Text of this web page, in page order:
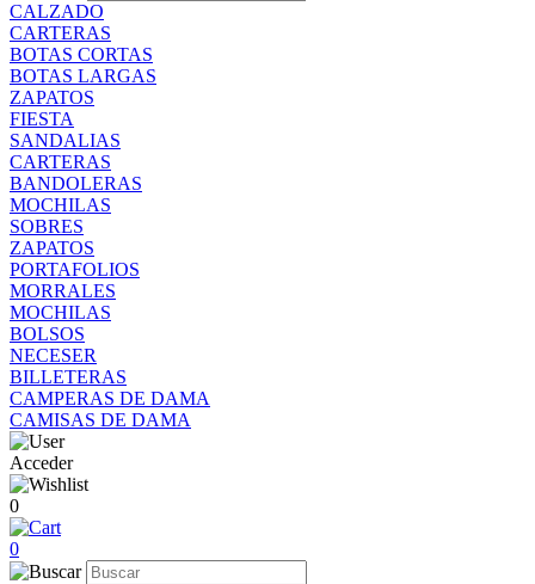
CALZADO
CARTERAS
BOTAS CORTAS
BOTAS LARGAS
ZAPATOS
FIESTA
SANDALIAS
CARTERAS
BANDOLERAS
MOCHILAS
SOBRES
ZAPATOS
PORTAFOLIOS
MORRALES
MOCHILAS
BOLSOS
NECESER
BILLETERAS
CAMPERAS DE DAMA
CAMISAS DE DAMA
Acceder
0
0